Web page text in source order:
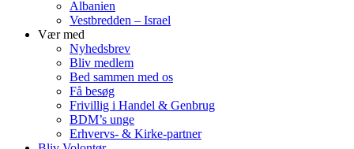
Albanien
Vestbredden – Israel
Vær med
Nyhedsbrev
Bliv medlem
Bed sammen med os
Få besøg
Frivillig i Handel & Genbrug
BDM’s unge
Erhvervs- & Kirke-partner